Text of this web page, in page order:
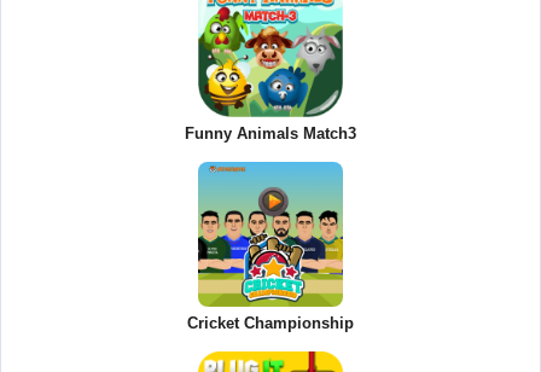
Funny Animals Match3
Cricket Championship